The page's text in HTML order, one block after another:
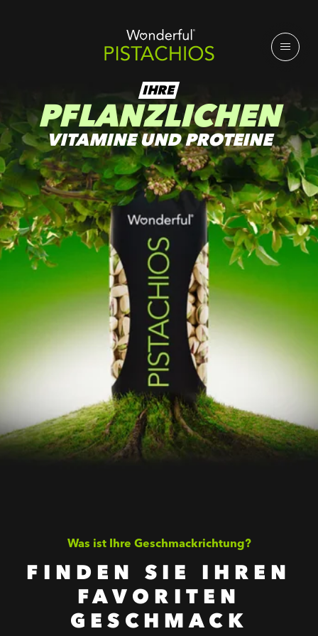
IHRE
PFLANZLICHEN
VITAMINE UND PROTEINE
Was ist Ihre Geschmackrichtung?
FINDEN SIE IHREN
FAVORITEN
GESCHMACK